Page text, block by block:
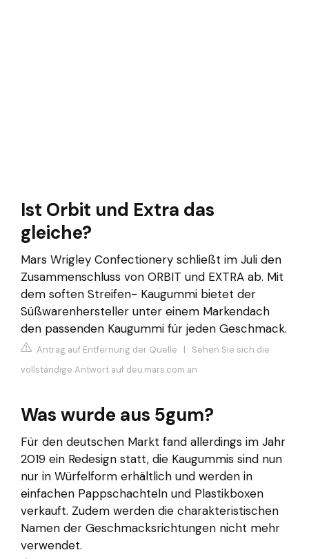
Ist Orbit und Extra das
gleiche?
Mars Wrigley Confectionery schließt im Juli den
Zusammenschluss von ORBIT und EXTRA ab. Mit
dem soften Streifen- Kaugummi bietet der
Süßwarenhersteller unter einem Markendach
den passenden Kaugummi für jeden Geschmack.
Antrag auf Entfernung der Quelle | Sehen Sie sich die
vollständige Antwort auf deu.mars.com an
Was wurde aus 5gum?
Für den deutschen Markt fand allerdings im Jahr
2019 ein Redesign statt, die Kaugummis sind nun
nur in Würfelform erhältlich und werden in
einfachen Pappschachteln und Plastikboxen
verkauft. Zudem werden die charakteristischen
Namen der Geschmacksrichtungen nicht mehr
verwendet.